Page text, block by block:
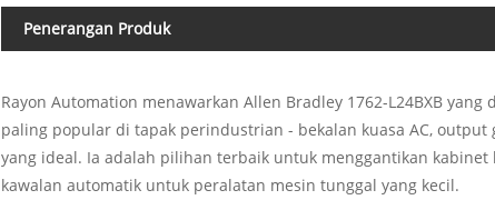
Penerangan Produk
Rayon Automation menawarkan Allen Bradley 1762-L24BXB
paling popular di tapak perindustrian - bekalan kuasa AC,
yang ideal. Ia adalah pilihan terbaik untuk menggantikan
kawalan automatik untuk peralatan mesin tunggal yang kecil.